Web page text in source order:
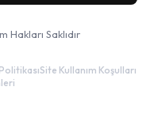
Hakları Saklıdır
Site Kullanım Koşulları